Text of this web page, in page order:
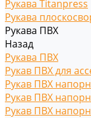
Рукава Titanpress
Рукава
Рукава ПВХ
Назад
Рукава ПВХ
Рукав ПВХ для
Рукав ПВХ
Рукав ПВХ
Рукав ПВХ